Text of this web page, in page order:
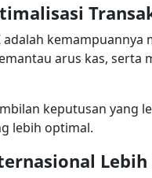
adalah
arus kas, serta
keputusan yang
lebih optimal.
Lebih